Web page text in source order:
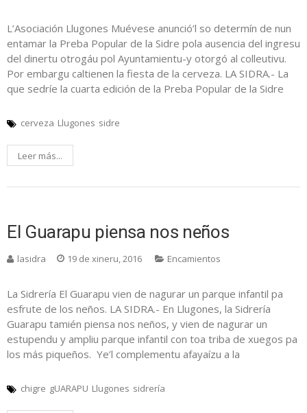
L’Asociación Llugones Muévese anunció’l so determín de nun
entamar la Preba Popular de la Sidre pola ausencia del ingresu
del dinertu otrogáu pol Ayuntamientu-y otorgó al colleutivu.
Por embargu caltienen la fiesta de la cerveza. LA SIDRA.- La
que sedríe la cuarta edición de la Preba Popular de la Sidre
cerveza Llugones sidre
Leer más...
El Guarapu piensa nos neños
lasidra 19 de xineru, 2016 Encamientos
La Sidrería El Guarapu vien de nagurar un parque infantil pa
esfrute de los neños. LA SIDRA.- En Llugones, la Sidrería
Guarapu tamién piensa nos neños, y vien de nagurar un
estupendu y ampliu parque infantil con toa triba de xuegos pa
los más piqueños. Ye’l complementu afayaízu a la
chigre gUARAPU Llugones sidrería